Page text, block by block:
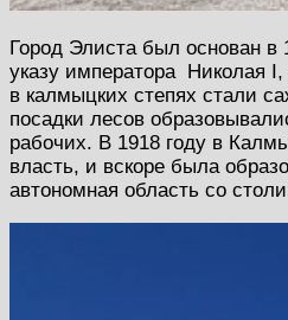
Город Элиста был основан в
указу императора Николая
в калмыцких степях стали
посадки лесов
рабочих. В 1918 году в
власть, и вскоре была
автономная область со